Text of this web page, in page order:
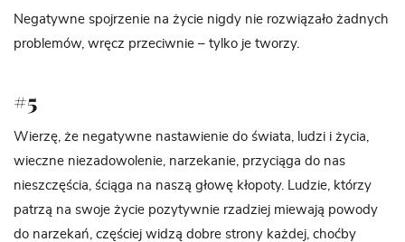
Negatywne spojrzenie na życie nigdy nie rozwiązało żadnych
problemów, wręcz przeciwnie – tylko je tworzy.
#5
Wierzę, że negatywne nastawienie do świata, ludzi i życia,
wieczne niezadowolenie, narzekanie, przyciąga do nas
nieszczęścia, ściąga na naszą głowę kłopoty. Ludzie, którzy
patrzą na swoje życie pozytywnie rzadziej miewają powody
do narzekań, częściej widzą dobre strony każdej, choćby